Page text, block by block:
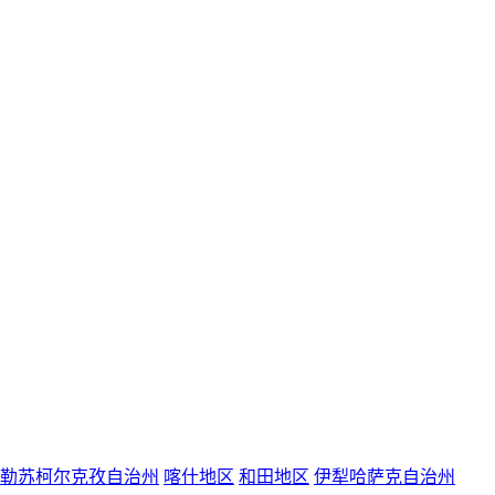
苏柯尔克孜自治州 喀什地区 和田地区 伊犁哈萨克自治州